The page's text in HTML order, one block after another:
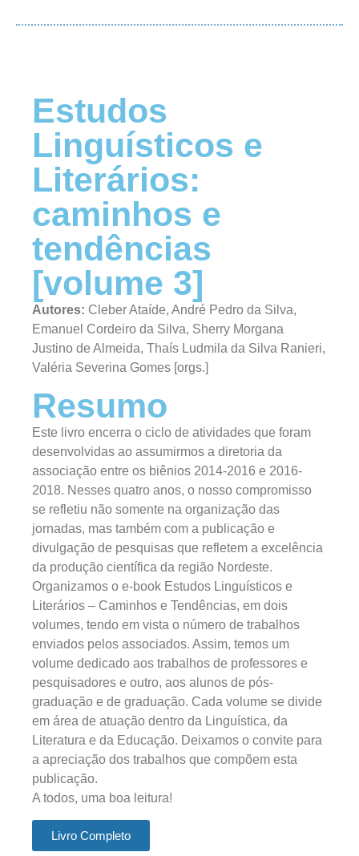
Estudos
Linguísticos e
Literários:
caminhos e
tendências
[volume 3]
Autores: Cleber Ataíde, André Pedro da Silva,
Emanuel Cordeiro da Silva, Sherry Morgana
Justino de Almeida, Thaís Ludmila da Silva Ranieri,
Valéria Severina Gomes [orgs.]
Resumo
Este livro encerra o ciclo de atividades que foram
desenvolvidas ao assumirmos a diretoria da
associação entre os biênios 2014-2016 e 2016-
2018. Nesses quatro anos, o nosso compromisso
se refletiu não somente na organização das
jornadas, mas também com a publicação e
divulgação de pesquisas que refletem a excelência
da produção científica da região Nordeste.
Organizamos o e-book Estudos Linguísticos e
Literários – Caminhos e Tendências, em dois
volumes, tendo em vista o número de trabalhos
enviados pelos associados. Assim, temos um
volume dedicado aos trabalhos de professores e
pesquisadores e outro, aos alunos de pós-
graduação e de graduação. Cada volume se divide
em área de atuação dentro da Linguística, da
Literatura e da Educação. Deixamos o convite para
a apreciação dos trabalhos que compõem esta
publicação.
A todos, uma boa leitura!
Livro Completo